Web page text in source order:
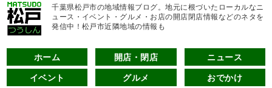
千葉県松戸市の地域情報ブログ。地元に根づいたローカルなニ
ュース・イベント・グルメ・お店の開店閉店情報などのネタを
発信中！松戸市近隣地域の情報も
ホーム 開店・閉店 ニュース
イベント グルメ おでかけ